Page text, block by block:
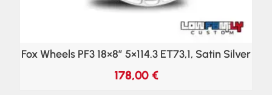
Fox Wheels PF3 18×8″ 5×114.3 ET73,1, Satin Silver
178,00 €